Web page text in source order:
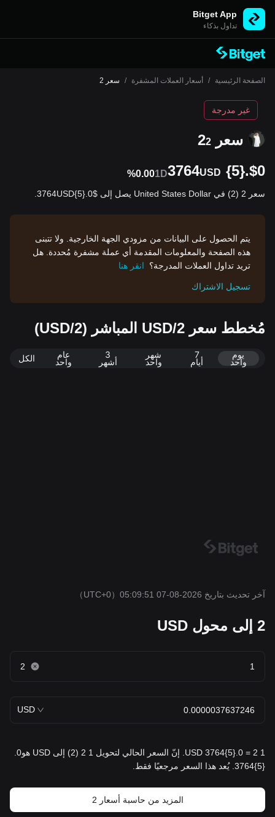
Bitget App
تداول بذكاء
الصفحة الرئيسية / أسعار العملات المشفرة / سعر 2
سعر 2 2
غير مدرجة
$0.{5}3764
USD
%0.001D
سعر 2 (2) في United States Dollar يصل إلى $0.{5}3764USD.
يتم الحصول على البيانات من مزودي الجهة الخارجية. ولا تتبنى
هذه الصفحة والمعلومات المقدمة أي عملة مشفرة مُحددة. هل
تريد تداول العملات المدرجة؟
انقر هنا
تسجيل الاشتراك
مُخطط سعر 2/USD المباشر (2/USD)
يوم
واحد
7
أيام
شهر
واحد
3
أشهر
عام
واحد الكل
آخر تحديث بتاريخ 2026-08-07 05:09:51 （UTC+0）
2 إلى محول USD
2
USD
{5}3764. يُعد هذا السعر مرجعيًا فقط.
المزيد من حاسبة أسعار 2